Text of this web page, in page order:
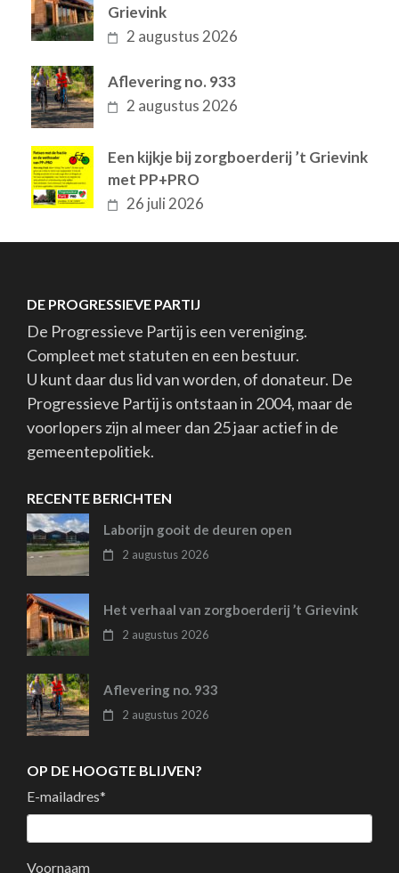
Grievink
2 augustus 2026
Aflevering no. 933
2 augustus 2026
Een kijkje bij zorgboerderij ’t Grievink
met PP+PRO
26 juli 2026
DE PROGRESSIEVE PARTIJ
De Progressieve Partij is een vereniging.
Compleet met statuten en een bestuur.
U kunt daar dus lid van worden, of donateur. De
Progressieve Partij is ontstaan in 2004, maar de
voorlopers zijn al meer dan 25 jaar actief in de
gemeentepolitiek.
RECENTE BERICHTEN
Laborijn gooit de deuren open
2 augustus 2026
Het verhaal van zorgboerderij ’t Grievink
2 augustus 2026
Aflevering no. 933
2 augustus 2026
OP DE HOOGTE BLIJVEN?
E-mailadres*
Voornaam